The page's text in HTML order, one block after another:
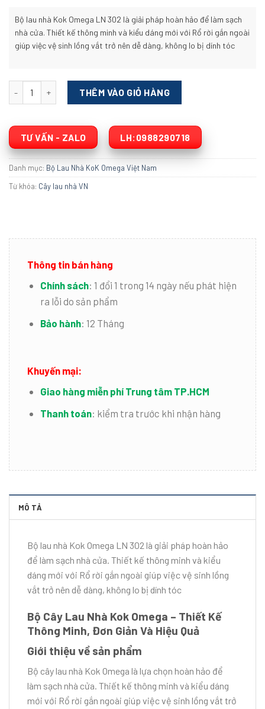
Bộ lau nhà Kok Omega LN 302 là giải pháp hoàn hảo để làm sạch
nhà cửa. Thiết kế thông minh và kiểu dáng mới với Rổ rời gắn ngoài
giúp việc vệ sinh lồng vắt trở nên dễ dàng, không lo bị dính tóc
Bộ Lau Nhà 360 Kok Omega VN LN302 Rổ rời số lượng
THÊM VÀO GIỎ HÀNG
TƯ VẤN - ZALO LH:0988290718
Danh mục: Bộ Lau Nhà KoK Omega Việt Nam
Từ khóa: Cây lau nhà VN
Thông tin bán hàng
Chính sách: 1 đổi 1 trong 14 ngày nếu phát hiện
ra lỗi do sản phẩm
Bảo hành: 12 Tháng
Khuyến mại:
Giao hàng miễn phí Trung tâm TP.HCM
Thanh toán: kiểm tra trước khi nhận hàng
MÔ TẢ
Bộ lau nhà Kok Omega LN 302 là giải pháp hoàn hảo
để làm sạch nhà cửa. Thiết kế thông minh và kiểu
dáng mới với Rổ rời gắn ngoài giúp việc vệ sinh lồng
vắt trở nên dễ dàng, không lo bị dính tóc
Bộ Cây Lau Nhà Kok Omega – Thiết Kế
Thông Minh, Đơn Giản Và Hiệu Quả
Giới thiệu về sản phẩm
Bộ cây lau nhà Kok Omega là lựa chọn hoàn hảo để
làm sạch nhà cửa. Thiết kế thông minh và kiểu dáng
mới với Rổ rời gắn ngoài giúp việc vệ sinh lồng vắt trở